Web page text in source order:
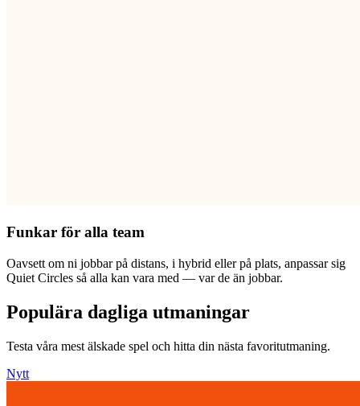
Funkar för alla team
Oavsett om ni jobbar på distans, i hybrid eller på plats, anpassar sig
Quiet Circles så alla kan vara med — var de än jobbar.
Populära dagliga utmaningar
Testa våra mest älskade spel och hitta din nästa favoritutmaning.
Nytt